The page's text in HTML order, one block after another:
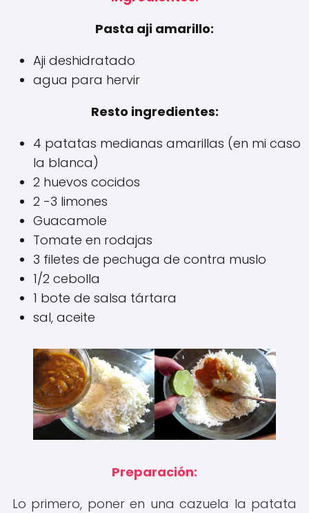
Pasta aji amarillo:
Aji deshidratado
agua para hervir
Resto ingredientes:
4 patatas medianas amarillas (en mi caso
la blanca)
2 huevos cocidos
2 -3 limones
Guacamole
Tomate en rodajas
3 filetes de pechuga de contra muslo
1/2 cebolla
1 bote de salsa tártara
sal, aceite
Preparación:
Lo primero, poner en una cazuela la patata